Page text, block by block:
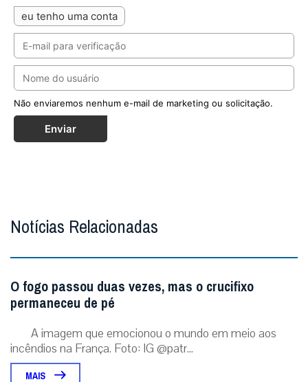
eu tenho uma conta
Não enviaremos nenhum e-mail de marketing ou solicitação.
Enviar
Notícias Relacionadas
O fogo passou duas vezes, mas o crucifixo
permaneceu de pé
A imagem que emocionou o mundo em meio aos
incêndios na França. Foto: IG @patr...
MAIS